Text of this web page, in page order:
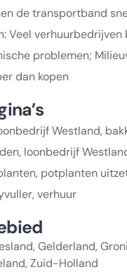
de transportband
Veel
problemen;
dan kopen
Westland,
loonbedrijf
potplanten
verhuur
Gelderland,
Zuid-Holland